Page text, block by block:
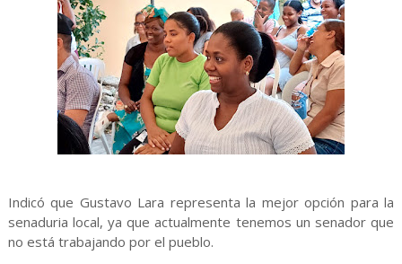
Indicó que Gustavo Lara representa la mejor opción para la
senaduria local, ya que actualmente tenemos un senador que
no está trabajando por el pueblo.